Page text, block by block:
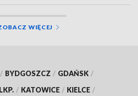
WIĘCEJ
/ BYDGOSZCZ / GDAŃSK /
/ KATOWICE / KIELCE /